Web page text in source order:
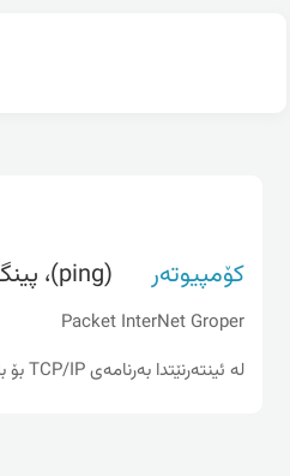
کۆمپیوتەر (ping)، پینگ
Packet InterNet Groper
له‌ ئینته‌رنێتدا به‌رنامه‌ی TCP/IP بۆ بایه‌خپێوانی پێوه‌ندی